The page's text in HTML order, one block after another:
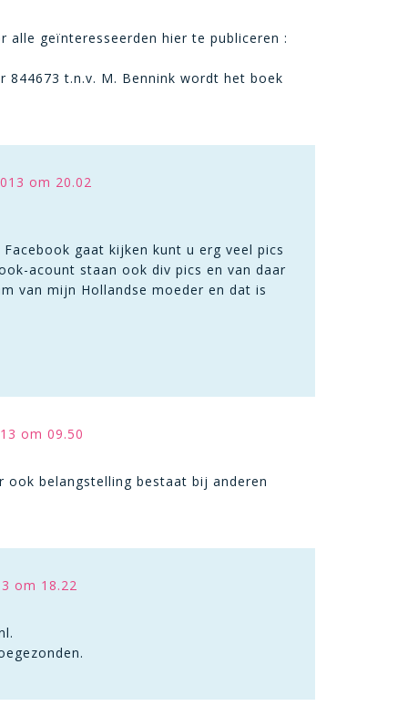
alle geïnteresseerden hier te publiceren :
844673 t.n.v. M. Bennink wordt het boek
om 20.02
gaat kijken kunt u erg veel pics
acount staan ook div pics en van daar
van mijn Hollandse moeder en dat is
om 09.50
belangstelling bestaat bij anderen
om 18.22